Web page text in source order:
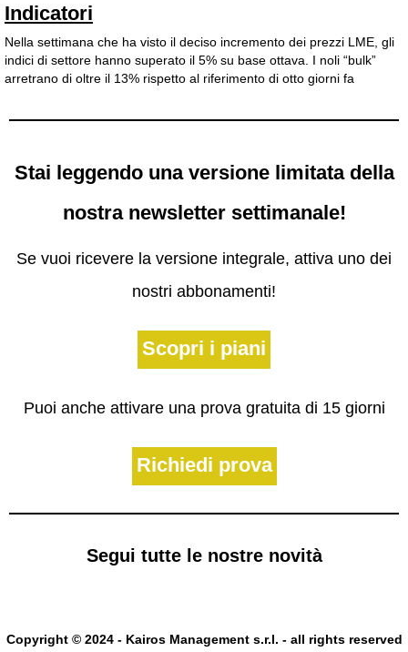
Indicatori
Nella settimana che ha visto il deciso incremento dei prezzi LME, gli
indici di settore hanno superato il 5% su base ottava. I noli “bulk”
arretrano di oltre il 13% rispetto al riferimento di otto giorni fa
Stai leggendo una versione limitata della
nostra newsletter settimanale!
Se vuoi ricevere la versione integrale, attiva uno dei
nostri abbonamenti!
Scopri i piani
Puoi anche attivare una prova gratuita di 15 giorni
Richiedi prova
Segui tutte le nostre novità
Copyright © 2024 - Kairos Management s.r.l. - all rights reserved